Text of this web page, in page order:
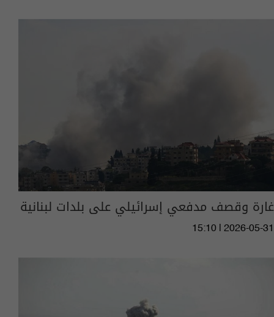
غارة وقصف مدفعي إسرائيلي على بلدات لبنانية
15:10 | 2026-05-31